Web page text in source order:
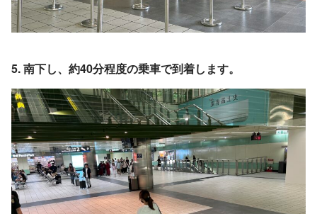
5. 南下し、約40分程度の乗車で到着します。